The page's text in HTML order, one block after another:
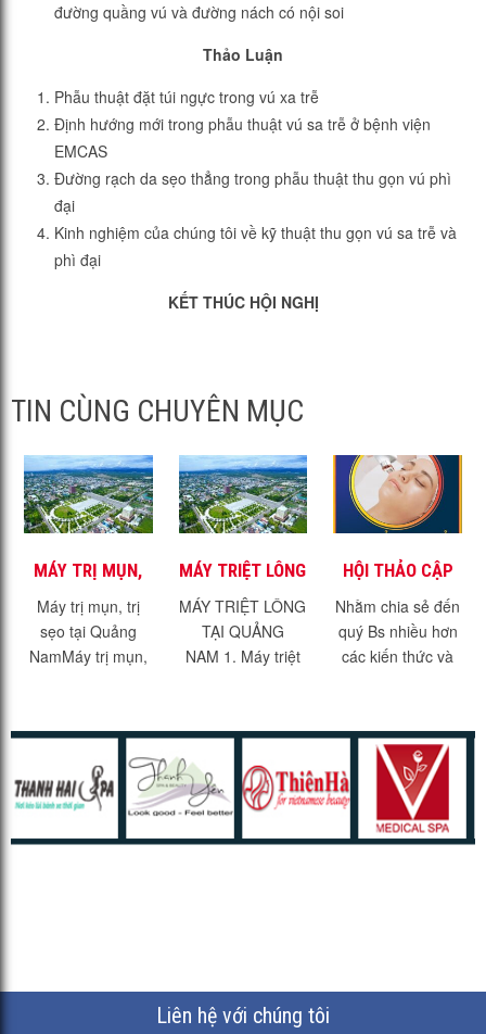
đường quầng vú và đường nách có nội soi
Thảo Luận
Phẫu thuật đặt túi ngực trong vú xa trễ
Định hướng mới trong phẫu thuật vú sa trễ ở bệnh viện
EMCAS
Đường rạch da sẹo thẳng trong phẫu thuật thu gọn vú phì
đại
Kinh nghiệm của chúng tôi về kỹ thuật thu gọn vú sa trễ và
phì đại
KẾT THÚC HỘI NGHỊ
TIN CÙNG CHUYÊN MỤC
MÁY TRỊ MỤN,
TRỊ SẸO TẠI
QUẢNG NAM
Máy trị mụn, trị
sẹo tại Quảng
NamMáy trị mụn,
trị mụn, trị sẹo, trẻ
hóa da đang
thịnh...
MÁY TRIỆT LÔNG
TẠI QUẢNG NAM
MÁY TRIỆT LÔNG
TẠI QUẢNG
NAM 1. Máy triệt
Máy triệt lông hiệu
quả?Máy triệt lông
IPL Là thiết bị
phát...
HỘI THẢO CẬP
NHẬT KIẾN
THỨC TRỊ SẸO
MỚI NHẤT 2021
Nhằm chia sẻ đến
quý Bs nhiều hơn
các kiến thức và
Chúng tôi sẽ tổ
chức 1 chuỗi sự...
Liên hệ với chúng tôi